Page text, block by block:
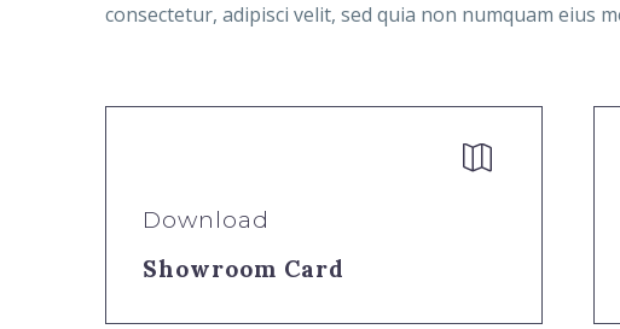
consectetur, adipisci velit, sed quia non numquam eius


Download
Showroom Card